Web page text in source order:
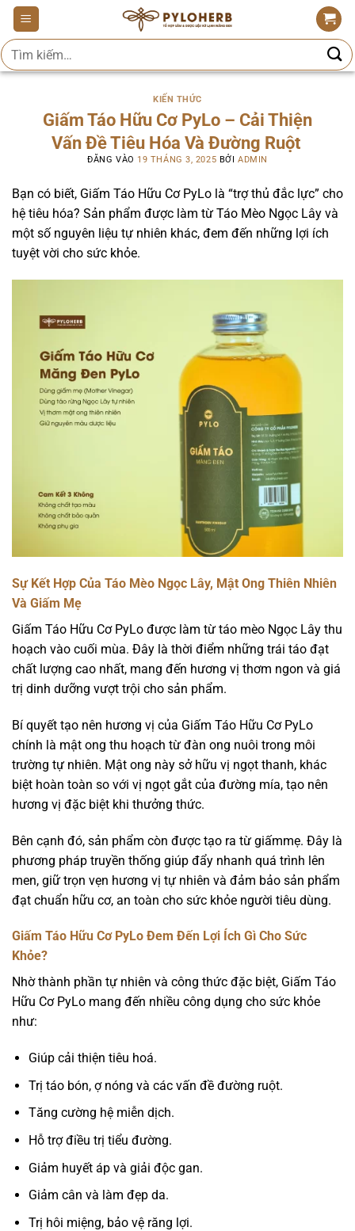
Bỏ
qua
nội
dung
Tìm
kiếm:
KIẾN THỨC
Giấm Táo Hữu Cơ PyLo – Cải Thiện
Vấn Đề Tiêu Hóa Và Đường Ruột
ĐĂNG VÀO 19 THÁNG 3, 2025 BỞI ADMIN
Bạn có biết, Giấm Táo Hữu Cơ PyLo là “trợthủ đắc lực” cho
hệ tiêu hóa? Sản phẩm được làm từ Táo Mèo Ngọc Lây và
một số nguyên liệu tự nhiên khác, đem đến những lợi ích
tuyệt vời cho sức khỏe.
Sự Kết Hợp Của Táo Mèo Ngọc Lây, Mật Ong Thiên Nhiên
Và Giấm Mẹ
Giấm Táo Hữu Cơ PyLo được làm từ táo mèo Ngọc Lây thu
hoạch vào cuối mùa. Đây là thời điểm những trái táo đạt
chất lượng cao nhất, mang đến hương vị thơm ngon và giá
trị dinh dưỡng vượt trội cho sản phẩm.
Bí quyết tạo nên hương vị của Giấm Táo Hữu Cơ PyLo
chính là mật ong thu hoạch từ đàn ong nuôi trong môi
trường tự nhiên. Mật ong này sở hữu vị ngọt thanh, khác
biệt hoàn toàn so với vị ngọt gắt của đường mía, tạo nên
hương vị đặc biệt khi thưởng thức.
Bên cạnh đó, sản phẩm còn được tạo ra từ giấmmẹ. Đây là
phương pháp truyền thống giúp đẩy nhanh quá trình lên
men, giữ trọn vẹn hương vị tự nhiên và đảm bảo sản phẩm
đạt chuẩn hữu cơ, an toàn cho sức khỏe người tiêu dùng.
Giấm Táo Hữu Cơ PyLo Đem Đến Lợi Ích Gì Cho Sức
Khỏe?
Nhờ thành phần tự nhiên và công thức đặc biệt, Giấm Táo
Hữu Cơ PyLo mang đến nhiều công dụng cho sức khỏe
như:
Giúp cải thiện tiêu hoá.
Trị táo bón, ợ nóng và các vấn đề đường ruột.
Tăng cường hệ miễn dịch.
Hỗ trợ điều trị tiểu đường.
Giảm huyết áp và giải độc gan.
Giảm cân và làm đẹp da.
Trị hôi miệng, bảo vệ răng lợi.